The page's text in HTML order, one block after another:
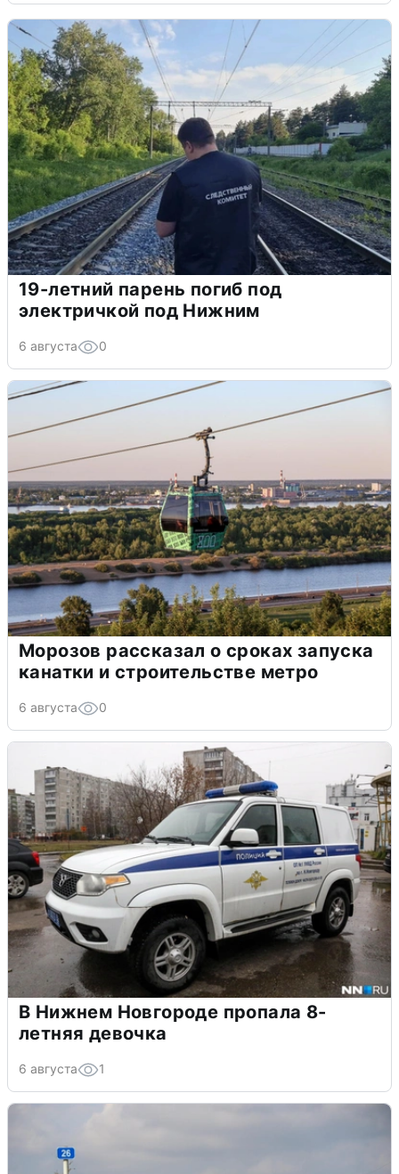
19-летний парень погиб под
электричкой под Нижним
6 августа 0
Морозов рассказал о сроках запуска
канатки и строительстве метро
6 августа 0
В Нижнем Новгороде пропала 8-
летняя девочка
6 августа 1